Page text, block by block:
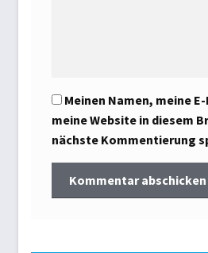
Meinen Namen, meine
meine Website in diesem
nächste Kommentierung